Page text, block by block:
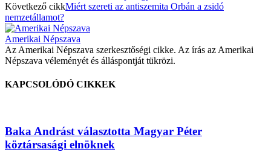
Következő cikkMiért szereti az antiszemita Orbán a zsidó
nemzetállamot?
Amerikai Népszava
Az Amerikai Népszava szerkesztőségi cikke. Az írás az Amerikai
Népszava véleményét és álláspontját tükrözi.
KAPCSOLÓDÓ CIKKEK
Baka Andrást választotta Magyar Péter
köztársasági elnöknek